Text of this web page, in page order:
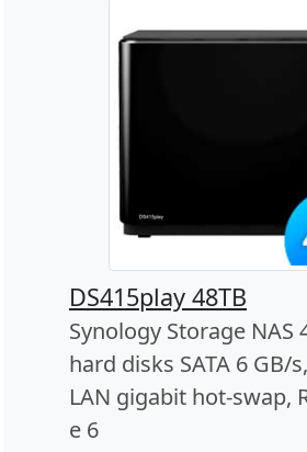
DS415play 48TB
Synology Storage NAS
hard disks SATA 6 GB/
LAN gigabit hot-swap,
e 6